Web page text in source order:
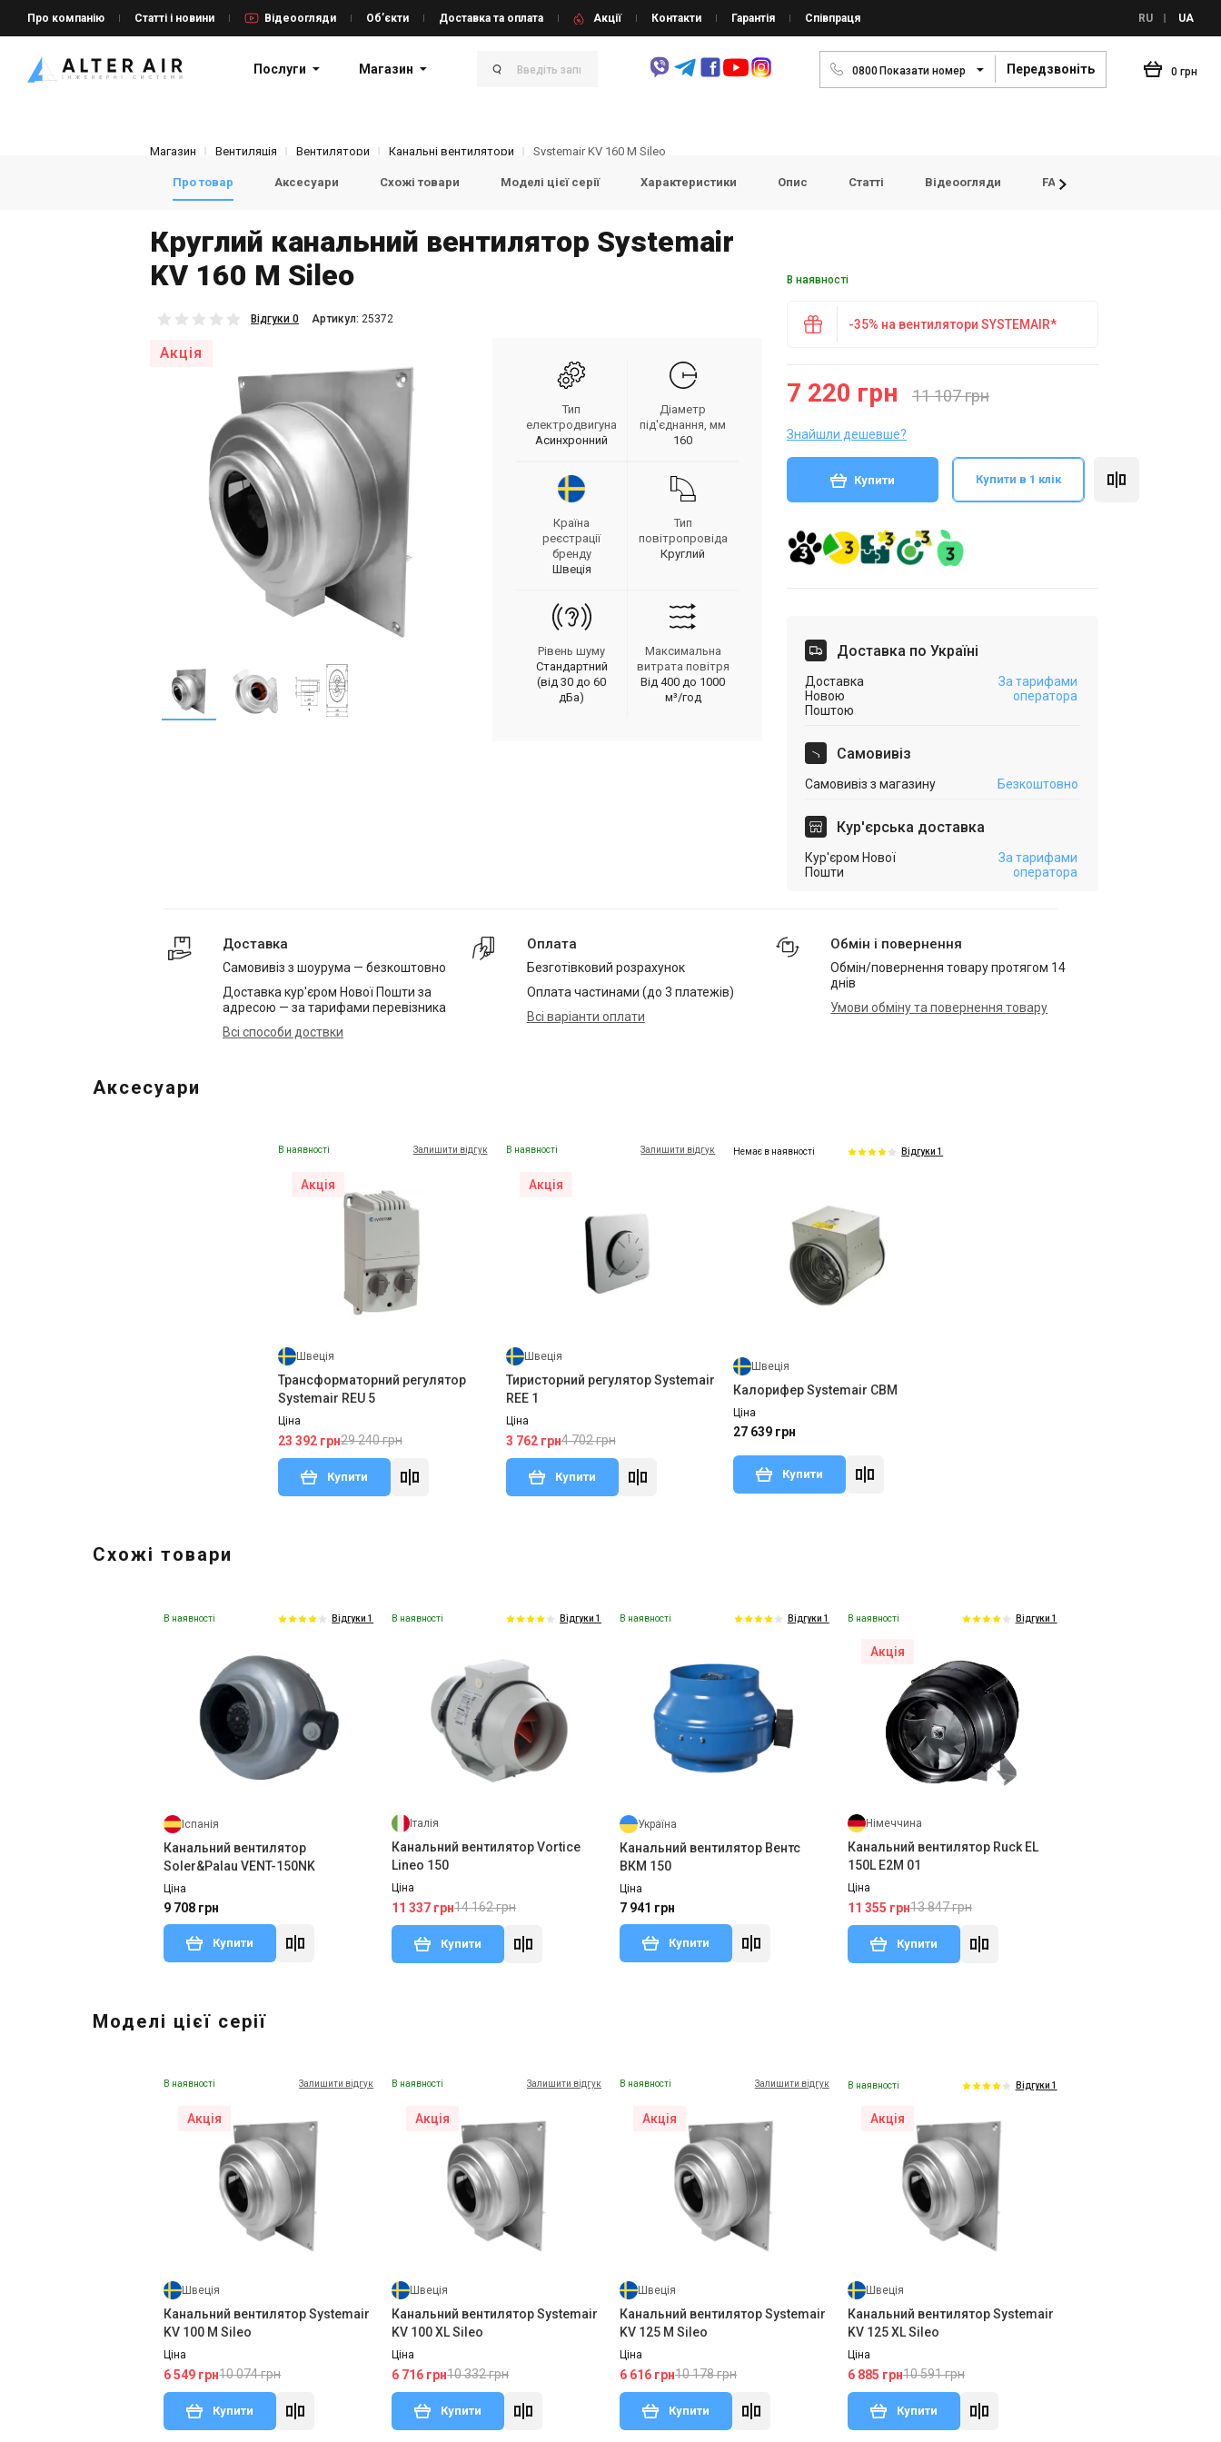
Про компанію Статті і новини Відеоогляди Об’єкти Доставка та оплата Акції Контакти Гарантія Співпраця RU UA
Послуги Магазин 0800Показати номер Передзвоніть 0 грн
Магазин Вентиляція Вентилятори Канальні вентилятори Systemair KV 160 M Sileo
Про товар Аксесуари Схожі товари Моделі цієї серії Характеристики Опис Статті Відеоогляди FAQ
Круглий канальний вентилятор Systemair
KV 160 M Sileo
Відгуки 0 Aртикул: 25372
Акція
Тип
електродвигуна
Асинхронний
Діаметр
під'єднання, мм
160
Країна
реєстрації
бренду
Швеція
Тип
повітропровіда
Круглий
Рівень шуму
Стандартний
(від 30 до 60
дБа)
Максимальна
витрата повітря
Від 400 до 1000
м³/год
В наявності
-35% на вентилятори SYSTEMAIR*
7 220 грн 11 107 грн
Знайшли дешевше?
Купити Купити в 1 клік
Доставка по Україні
Доставка
Новою
Поштою
За тарифами
оператора
Самовивіз
Самовивіз з магазину Безкоштовно
Кур'єрська доставка
Кур'єром Нової
Пошти
За тарифами
оператора
Доставка
Самовивіз з шоурума — безкоштовно
Доставка кур'єром Нової Пошти за
адресою — за тарифами перевізника
Всі способи доствки
Оплата
Безготівковий розрахунок
Оплата частинами (до 3 платежів)
Всі варіанти оплати
Обмін і повернення
Обмін/повернення товару протягом 14
днів
Умови обміну та повернення товару
Аксесуари
В наявності Залишити відгук
Акція
Швеція
Трансформаторний регулятор
Systemair REU 5
Ціна
23 392 грн29 240 грн
Купити
В наявності Залишити відгук
Акція
Швеція
Тиристорний регулятор Systemair
REE 1
Ціна
3 762 грн4 702 грн
Купити
Немає в наявності Відгуки 1
Швеція
Калорифер Systemair CBM
Ціна
27 639 грн
Купити
Схожі товари
В наявності Відгуки 1
Іспанія
Канальний вентилятор
Soler&Palau VENT-150NK
Ціна
9 708 грн
Купити
В наявності Відгуки 1
Італія
Канальний вентилятор Vortice
Lineo 150
Ціна
11 337 грн14 162 грн
Купити
В наявності Відгуки 1
Україна
Канальний вентилятор Вентс
ВКМ 150
Ціна
7 941 грн
Купити
В наявності Відгуки 1
Акція
Німеччина
Канальний вентилятор Ruck EL
150L E2M 01
Ціна
11 355 грн13 847 грн
Купити
Моделі цієї серії
В наявності Залишити відгук
Акція
Швеція
Канальний вентилятор Systemair
KV 100 M Sileo
Ціна
6 549 грн10 074 грн
Купити
В наявності Залишити відгук
Акція
Швеція
Канальний вентилятор Systemair
KV 100 XL Sileo
Ціна
6 716 грн10 332 грн
Купити
В наявності Залишити відгук
Акція
Швеція
Канальний вентилятор Systemair
KV 125 M Sileo
Ціна
6 616 грн10 178 грн
Купити
В наявності Відгуки 1
Акція
Швеція
Канальний вентилятор Systemair
KV 125 XL Sileo
Ціна
6 885 грн10 591 грн
Купити